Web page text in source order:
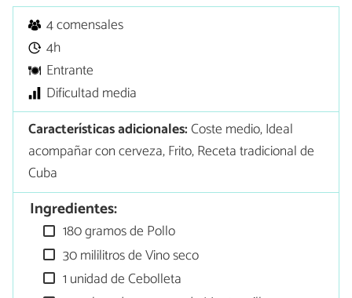
4 comensales
4h
Entrante
Dificultad media
Características adicionales:Coste medio, Ideal
acompañar con cerveza, Frito, Receta tradicional de
Cuba
Ingredientes:
180 gramos de Pollo
30 mililitros de Vino seco
1 unidad de Cebolleta